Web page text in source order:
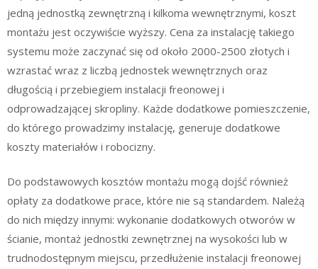
jedną jednostką zewnętrzną i kilkoma wewnętrznymi, koszt
montażu jest oczywiście wyższy. Cena za instalację takiego
systemu może zaczynać się od około 2000-2500 złotych i
wzrastać wraz z liczbą jednostek wewnętrznych oraz
długością i przebiegiem instalacji freonowej i
odprowadzającej skropliny. Każde dodatkowe pomieszczenie,
do którego prowadzimy instalację, generuje dodatkowe
koszty materiałów i robocizny.
Do podstawowych kosztów montażu mogą dojść również
opłaty za dodatkowe prace, które nie są standardem. Należą
do nich między innymi: wykonanie dodatkowych otworów w
ścianie, montaż jednostki zewnętrznej na wysokości lub w
trudnodostępnym miejscu, przedłużenie instalacji freonowej